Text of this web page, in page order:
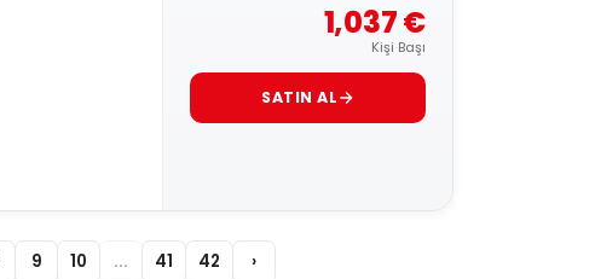
1,037 €
Kişi Başı
SATIN AL
9 10 ... 41 42 ›